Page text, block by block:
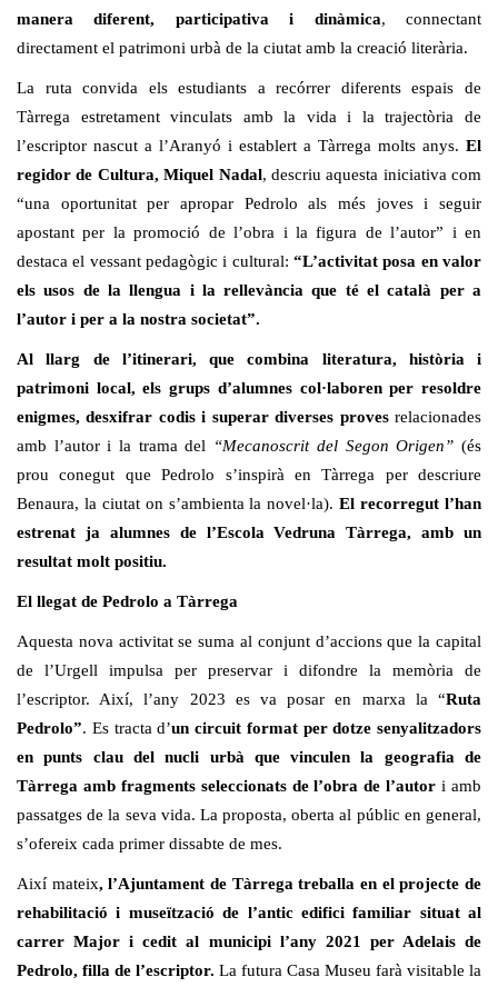
manera diferent, participativa i dinàmica, connectant
directament el patrimoni urbà de la ciutat amb la creació literària.
La ruta convida els estudiants a recórrer diferents espais de
Tàrrega estretament vinculats amb la vida i la trajectòria de
l’escriptor nascut a l’Aranyó i establert a Tàrrega molts anys. El
regidor de Cultura, Miquel Nadal, descriu aquesta iniciativa com
“una oportunitat per apropar Pedrolo als més joves i seguir
apostant per la promoció de l’obra i la figura de l’autor” i en
destaca el vessant pedagògic i cultural: “L’activitat posa en valor
els usos de la llengua i la rellevància que té el català per a
l’autor i per a la nostra societat”.
Al llarg de l’itinerari, que combina literatura, història i
patrimoni local, els grups d’alumnes col·laboren per resoldre
enigmes, desxifrar codis i superar diverses provesrelacionades
amb l’autor i la trama del
“Mecanoscrit del Segon Origen” (és
prou conegut que Pedrolo s’inspirà en Tàrrega per descriure
Benaura, la ciutat on s’ambienta la novel·la).El recorregut l’han
estrenat ja alumnes de l’Escola Vedruna Tàrrega, amb un
resultat molt positiu.
El llegat de Pedrolo a Tàrrega
Aquesta nova activitat se suma al conjunt d’accions que la capital
de l’Urgell impulsa per preservar i difondre la memòria de
l’escriptor. Així, l’any 2023 es va posar en marxa la “Ruta
Pedrolo”. Es tracta d’un circuit format per dotze senyalitzadors
en punts clau del nucli urbà que vinculen la geografia de
Tàrrega amb fragments seleccionats de l’obra de l’autor i amb
passatges de la seva vida. La proposta, oberta al públic en general,
s’ofereix cada primer dissabte de mes.
Així mateix, l’Ajuntament de Tàrrega treballa en el projecte de
rehabilitació i museïtzació de l’antic edifici familiar situat al
carrer Major i cedit al municipi l’any 2021 per Adelais de
Pedrolo, filla de l’escriptor. La futura Casa Museu farà visitable la